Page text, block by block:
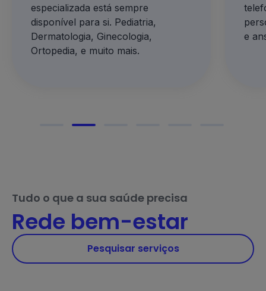
telefone, e acompanhamento
personalizado na gestão de stress
e ansiedade e rotina de sono.
Tudo o que a sua saúde precisa
Rede bem-estar
Pesquisar serviços